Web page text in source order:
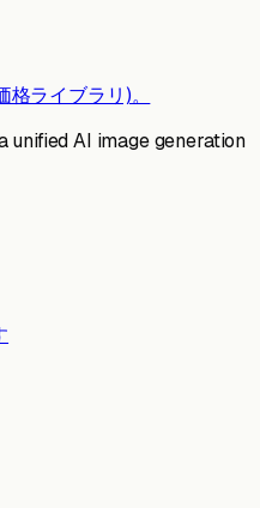
ライブラリ)。
unified AI image generation